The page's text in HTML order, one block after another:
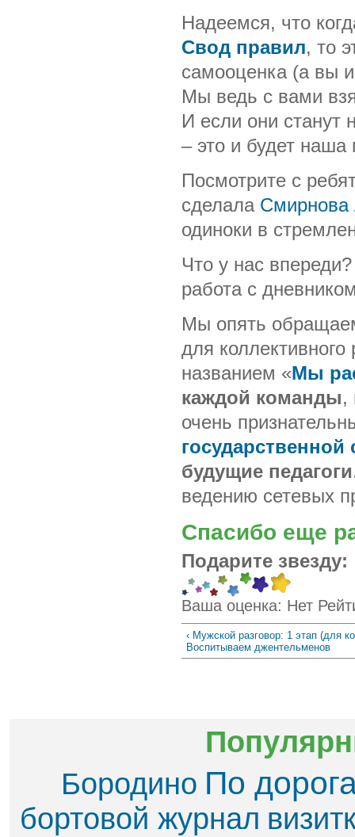
Надеемся, что
Свод правил, то
самооценка (а вы
Мы ведь с вами
И если они станут
– это и будет наша
Посмотрите с
сделала
одиноки в
Что у нас
работа с
Мы опять
для
названием «Мы
каждой команды,
очень
будущие педагоги
ведению сетевых
Спасибо еще
Подарите звезду:
Ваша оценка: Нет
‹ Мужской разговор: 1 этап (для
Воспитываем джентельменов
Бородино По
бортовой журнал